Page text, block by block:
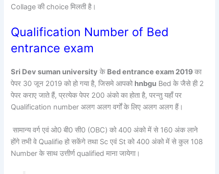
Collage की choice मिलती है।
Qualification Number of Bed
entrance exam
Sri Dev suman university के Bed entrance exam 2019का
पेपर 30 जून 2019 को हो गया है, जिसमे आपको hnbgu Bed के जैसे ही 2
पेपर कराए जाते हैं, प्रत्येक पेपर 200 अंको का होता है, परन्तु यहाँ पर
Qualification number अलग अलग वर्गों के लिए अलग अलग हैं।
सामान्य वर्ग एवं ओ0 बी0 सी0 (OBC) को 400 अंको में से 160 अंक लाने
होंगे तभी वे Qualifie हो सकेंगे तथा Sc एवं St को 400 अंको में से कुल 108
Number के साथ उत्तीर्ण qualified माना जायेगा।